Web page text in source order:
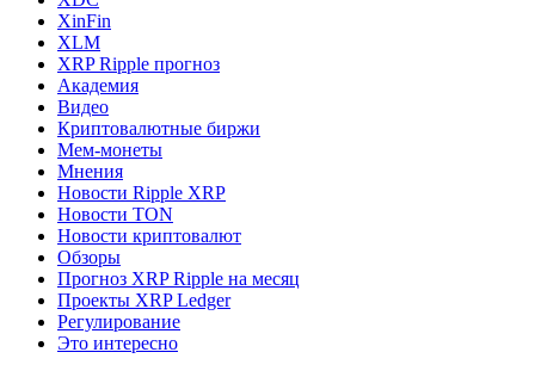
XinFin
XLM
XRP Ripple прогноз
Академия
Видео
Криптовалютные биржи
Мем-монеты
Мнения
Новости Ripple XRP
Новости TON
Новости криптовалют
Обзоры
Прогноз XRP Ripple на месяц
Проекты XRP Ledger
Регулирование
Это интересно